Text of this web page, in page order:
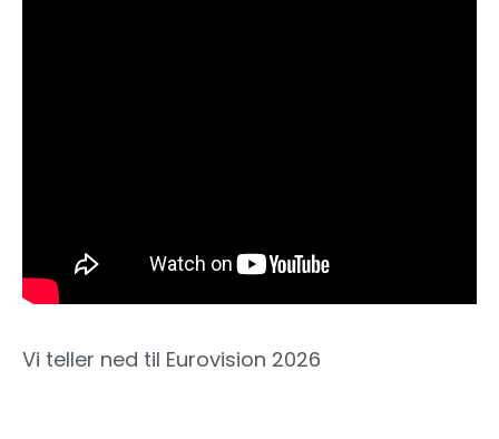
Vi teller ned til Eurovision 2026